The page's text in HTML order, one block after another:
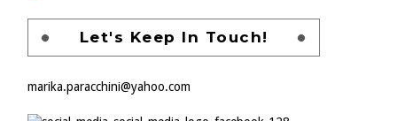
Let's Keep In Touch!
marika.paracchini@yahoo.com